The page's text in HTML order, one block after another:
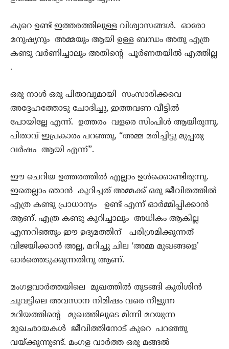
കുറെ ഉണ്ട് ഇത്തരത്തിലുള്ള വിശ്വാസങ്ങൾ. ഓരോ
മനുഷ്യനും അമ്മയും ആയി ഉള്ള ബന്ധം അതു എത്ര
കണ്ടു വർണിച്ചാലും അതിൻ്റെ പൂർണതയിൽ എത്തില്ല
.
ഒരു നാൾ ഒരു പിതാവുമായി സംസാരിക്കവെ
അദ്ദേഹത്തോടു ചോദിച്ചു, ഇത്തവണ വീട്ടിൽ
പോയില്ലേ എന്ന്. ഉത്തരം വളരെ സിംപിൾ ആയിരുന്നു.
പിതാവ് ഇപ്രകാരം പറഞ്ഞു, “അമ്മ മരിച്ചിട്ടു മുപ്പതു
വർഷം ആയി എന്ന്”.
ഈ ചെറിയ ഉത്തരത്തിൽ എല്ലാം ഉൾക്കൊണ്ടിരുന്നു.
ഇതെല്ലാം ഞാൻ കുറിച്ചത് അമ്മക്ക് ഒരു ജീവിതത്തിൽ
എത്ര കണ്ടു പ്രാധാന്യം ഉണ്ട് എന്ന് ഓർമ്മിപ്പിക്കാൻ
ആണ്. എത്ര കണ്ടു കുറിച്ചാലും അധികം ആകില്ല
എന്നറിഞ്ഞും ഈ ഉദ്യമത്തിന് പരിശ്രമിക്കുന്നത്
വിജയിക്കാൻ അല്ല, മറിച്ചു ചില ‘അമ്മ മുഖങ്ങളെ’
ഓർത്തെടുക്കുന്നതിനു ആണ്.
മംഗളവാർത്തയിലെ മുഖത്തിൽ തുടങ്ങി കുരിശിൻ
ചുവട്ടിലെ അവസാന നിമിഷം വരെ നീളുന്ന
മറിയത്തിൻ്റെ മുഖത്തിലൂടെ മിന്നി മറയുന്ന
മുഖഛായകൾ ജീവിത്തിനോട് കുറെ പറഞ്ഞു
വയ്ക്കുന്നുണ്ട്. മംഗള വാർത്ത ഒരു മങ്ങൽ